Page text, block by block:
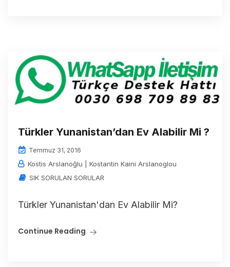
Türkler Yunanistan’dan Ev Alabilir Mi ?
Temmuz 31, 2016
Kostis Arslanoğlu | Kostantin Kaini Arslanoglou
SIK SORULAN SORULAR
Türkler Yunanistan'dan Ev Alabilir Mi?
Continue Reading